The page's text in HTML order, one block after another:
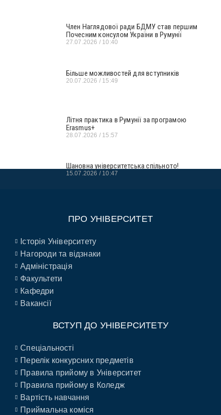
Член Наглядової ради БДМУ став першим
Почесним консулом України в Румунії
27.07.2026 10:40
Більше можливостей для вступників
20.07.2026 15:49
Літня практика в Румунії за програмою
Erasmus+
28.07.2026 15:57
Шановна університетська спільното!
15.07.2026 10:47
ПРО УНІВЕРСИТЕТ
Історія Університету
Нагороди та відзнаки
Адміністрація
Факультети
Кафедри
Вакансії
ВСТУП ДО УНІВЕРСИТЕТУ
Спеціальності
Перелік конкурсних предметів
Правила прийому в Університет
Правила прийому в Коледж
Вартість навчання
Приймальна коміся